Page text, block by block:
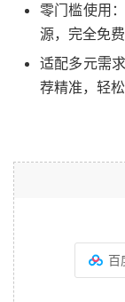
零门槛使用
源，完全免
适配多元需
荐精准，轻
百